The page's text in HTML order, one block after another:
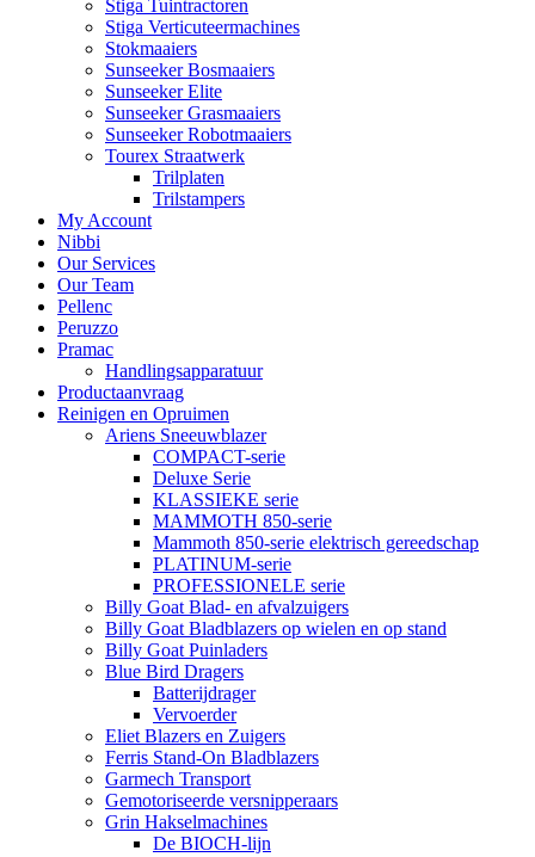
Stiga Tuintractoren
Stiga Verticuteermachines
Stokmaaiers
Sunseeker Bosmaaiers
Sunseeker Elite
Sunseeker Grasmaaiers
Sunseeker Robotmaaiers
Tourex Straatwerk
Trilplaten
Trilstampers
My Account
Nibbi
Our Services
Our Team
Pellenc
Peruzzo
Pramac
Handlingsapparatuur
Productaanvraag
Reinigen en Opruimen
Ariens Sneeuwblazer
COMPACT-serie
Deluxe Serie
KLASSIEKE serie
MAMMOTH 850-serie
Mammoth 850-serie elektrisch gereedschap
PLATINUM-serie
PROFESSIONELE serie
Billy Goat Blad- en afvalzuigers
Billy Goat Bladblazers op wielen en op stand
Billy Goat Puinladers
Blue Bird Dragers
Batterijdrager
Vervoerder
Eliet Blazers en Zuigers
Ferris Stand-On Bladblazers
Garmech Transport
Gemotoriseerde versnipperaars
Grin Hakselmachines
De BIOCH-lijn